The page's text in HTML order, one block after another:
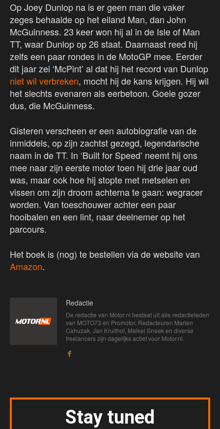
Op Joey Dunlop na is er geen man die vaker
zeges behaalde op het eiland Man, dan John
McGuinness. 23 keer won hij al in de Isle of Man
TT, waar Dunlop op 26 staat. Daarnaast reed hij
zelfs een paar rondes in de MotoGP mee. Eerder
dit jaar zei ‘McPint’ al dat hij het record van Dunlop
niet wil verbreken, mocht hij de kans krijgen. Hij wil
het slechts evenaren als eerbetoon. Goeie gozer
dus, die McGuinness.
Gisteren verscheen er een autobiografie van de
inmiddels, op zijn zachtst gezegd, legendarische
naam in de TT. In ‘Built for Speed’ neemt hij ons
mee naar zijn eerste motor toen hij drie jaar oud
was, maar ook hoe hij stopte met metselen en
vissen om zijn droom achterna te gaan: wegracer
worden. Van toeschouwer achter een paar
hooibalen en een lint, naar deelnemer op het
parcours.
Het boek is (nog) te bestellen via de website van
Amazon.
Redactie
De redactie van Motor.nl bestaat uit alle redactieleden
van MOTO73 en Promotor. Redacteuren Marien
Cahuzak, Jan Kruithof, Maikel Sneek en diverse
freelancers zijn dagelijks actief voor Motor.nl.
Stay tuned